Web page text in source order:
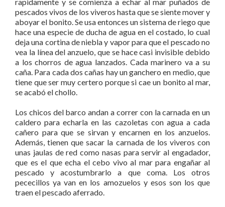
pescados vivos de los viveros hasta que se siente mover y
aboyar el bonito. Se usa entonces un sistema de riego que
hace una especie de ducha de agua en el costado, lo cual
deja una cortina de niebla y vapor para que el pescado no
vea la línea del anzuelo, que se hace casi invisible debido
a los chorros de agua lanzados. Cada marinero va a su
caña. Para cada dos cañas hay un ganchero en medio, que
tiene que ser muy certero porque si cae un bonito al mar,
se acabó el chollo.
Los chicos del barco andan a correr con la carnada en un
caldero para echarla en las cazoletas con agua a cada
cañero para que se sirvan y encarnen en los anzuelos.
Además, tienen que sacar la carnada de los viveros con
unas jaulas de red como nasas para servir al engadador,
que es el que echa el cebo vivo al mar para engañar al
pescado y acostumbrarlo a que coma. Los otros
pececillos ya van en los amozuelos y esos son los que
traen el pescado aferrado.